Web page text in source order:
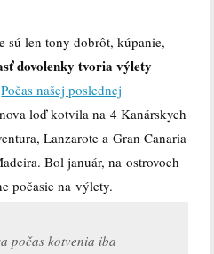
sú len tony dobrôt, kúpanie,
dovolenky tvoria výlety
Počas našej poslednej
loď kotvila na 4 Kanárskych
Lanzarote a Gran Canaria
Bol január, na ostrovoch
počasie na výlety.
počas kotvenia iba